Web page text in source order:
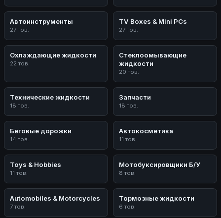
Автоинструменты
27 тов.
TV Boxes & Mini PCs
27 тов.
Охлаждающие жидкости
22 тов.
Стеклоомывающие
жидкости
20 тов.
Технические жидкости
18 тов.
Запчасти
18 тов.
Беговые дорожки
14 тов.
Автокосметика
11 тов.
Toys & Hobbies
11 тов.
Мотобуксировщики Б/У
8 тов.
Automobiles & Motorcycles
7 тов.
Тормозные жидкости
6 тов.